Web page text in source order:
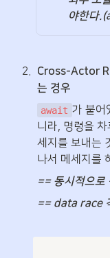
야한다
2.
Cross-Actor
는 경우
await 가 붙어
니라, 명령을
세지를 보내는
나서 메세지를
== 동시적으로
== data race